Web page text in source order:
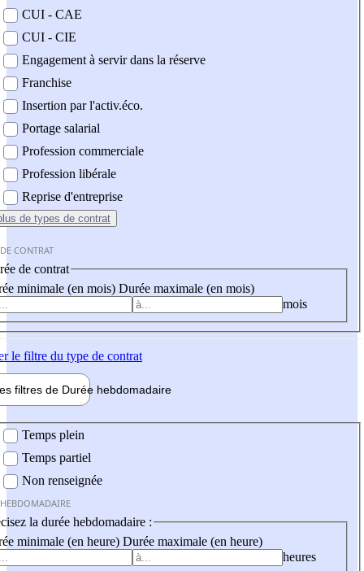
CUI - CAE
CUI - CIE
Engagement à servir dans la réserve
Franchise
Insertion par l'activ.éco.
Portage salarial
Profession commerciale
Profession libérale
Reprise d'entreprise
de types de contrat
CONTRAT
de contrat
minimale (en mois) Durée maximale (en mois)
mois
le filtre du type de contrat
filtres de Durée hebdomadaire
Temps plein
Temps partiel
Non renseignée
la durée hebdomadaire :
minimale (en heure) Durée maximale (en heure)
heures